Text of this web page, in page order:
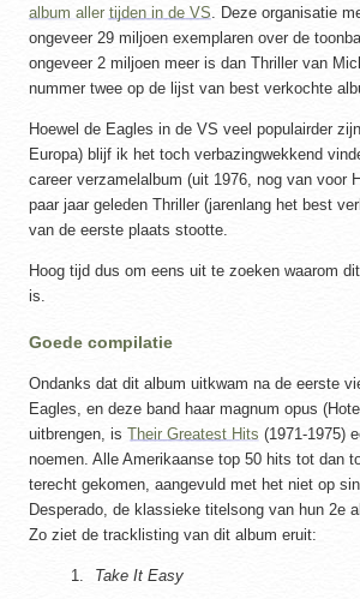
album aller tijden in de VS. Deze organisatie
ongeveer 29 miljoen exemplaren over de
ongeveer 2 miljoen meer is dan Thriller van
nummer twee op de lijst van best verkochte
Hoewel de Eagles in de VS veel populairder
Europa) blijf ik het toch verbazingwekkend
career verzamelalbum (uit 1976, nog van voor
paar jaar geleden Thriller (jarenlang het best
van de eerste plaats stootte.
Hoog tijd dus om eens uit te zoeken waarom
is.
Goede compilatie
Ondanks dat dit album uitkwam na de eerste
Eagles, en deze band haar magnum opus
uitbrengen, is Their Greatest Hits (1971-1975)
noemen. Alle Amerikaanse top 50 hits tot dan
terecht gekomen, aangevuld met het niet op
Desperado, de klassieke titelsong van hun 2e
Zo ziet de tracklisting van dit album eruit:
Take It Easy